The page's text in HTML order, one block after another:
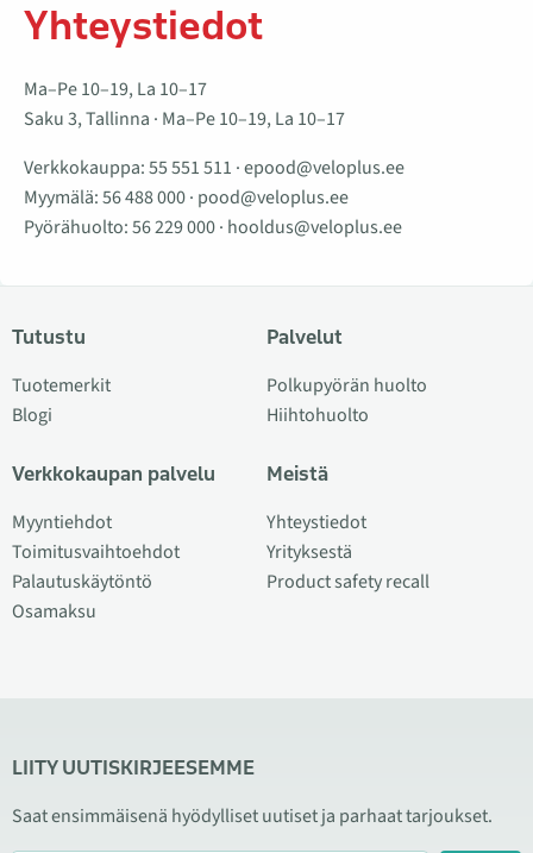
Yhteystiedot
Ma–Pe 10–19, La 10–17
Saku 3, Tallinna · Ma–Pe 10–19, La 10–17
Verkkokauppa:55 551 511 ·epood@veloplus.ee
Myymälä:56 488 000· pood@veloplus.ee
Pyörähuolto:56 229 000· hooldus@veloplus.ee
Tutustu
Tuotemerkit
Blogi
Verkkokaupan palvelu
Myyntiehdot
Toimitusvaihtoehdot
Palautuskäytöntö
Osamaksu
Palvelut
Polkupyörän huolto
Hiihtohuolto
Meistä
Yhteystiedot
Yrityksestä
Product safety recall
LIITY UUTISKIRJEESEMME
Saat ensimmäisenä hyödylliset uutiset ja parhaat tarjoukset.